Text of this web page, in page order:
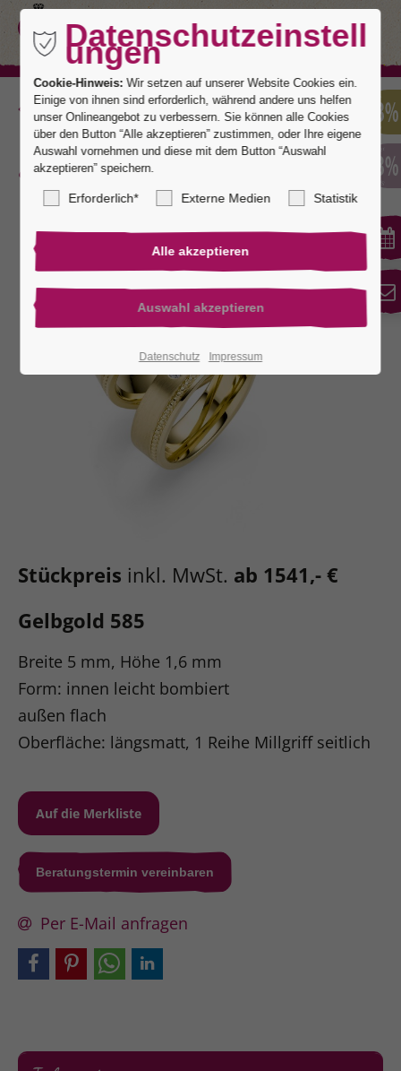
Zurück
Wertheim 6
Stückpreis inkl. MwSt. ab 1541,- €
Gelbgold 585
Breite 5 mm, Höhe 1,6 mm
Form: innen leicht bombiert
außen flach
Oberfläche: längsmatt, 1 Reihe Millgriff seitlich
Beratungstermin vereinbaren
Per E-Mail anfragen
Datenschutzeinstell
ungen
Cookie-Hinweis: Wir setzen auf unserer Website Cookies ein.
Einige von ihnen sind erforderlich, während andere uns helfen
unser Onlineangebot zu verbessern. Sie können alle Cookies
über den Button “Alle akzeptieren” zustimmen, oder Ihre eigene
Auswahl vornehmen und diese mit dem Button “Auswahl
akzeptieren” speichern.
Erforderlich* Externe Medien Statistik
Datenschutz Impressum